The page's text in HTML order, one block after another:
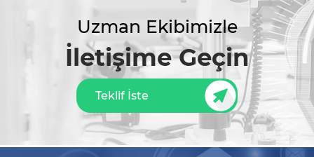
Uzman Ekibimizle
İletişime Geçin
Teklif İste